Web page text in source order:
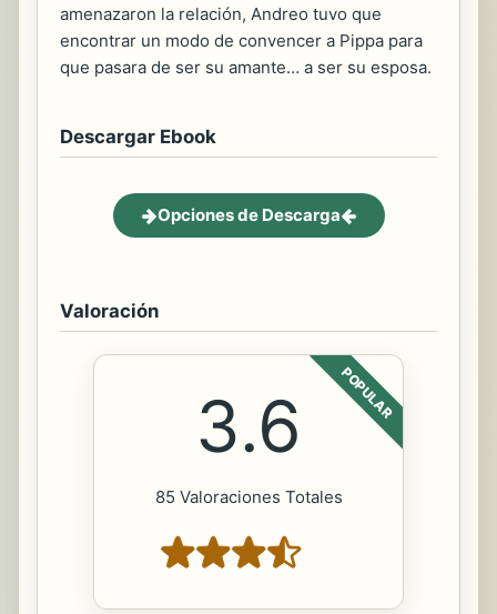
amenazaron la relación, Andreo tuvo que
encontrar un modo de convencer a Pippa para
que pasara de ser su amante… a ser su esposa.
Descargar Ebook
Opciones de Descarga
Valoración
POPULAR
3.6
85 Valoraciones Totales